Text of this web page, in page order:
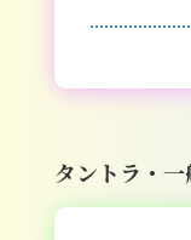
タントラ・一